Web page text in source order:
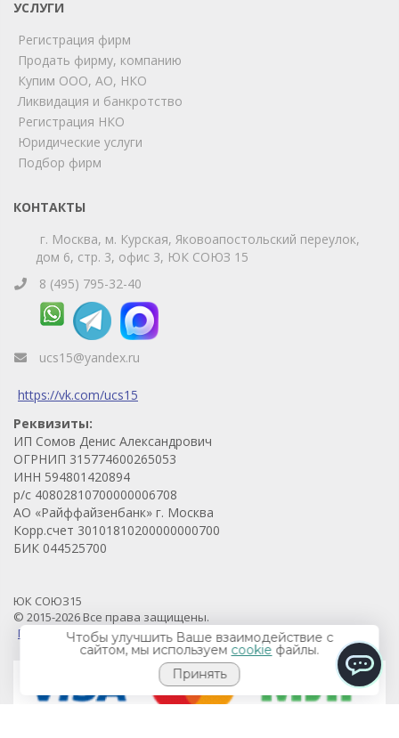
УСЛУГИ
Регистрация фирм
Продать фирму, компанию
Купим ООО, АО, НКО
Ликвидация и банкротство
Регистрация НКО
Юридические услуги
Подбор фирм
КОНТАКТЫ
г. Москва, м. Курская, Яковоапостольский переулок,
дом 6, стр. 3, офис 3, ЮК СОЮЗ 15
8 (495) 795-32-40
ucs15@yandex.ru
https://vk.com/ucs15
Реквизиты:
ИП Сомов Денис Александрович
ОГРНИП 315774600265053
ИНН 594801420894
р/с 40802810700000006708
АО «Райффайзенбанк» г. Москва
Корр.счет 30101810200000000700
БИК 044525700
ЮК СОЮЗ15
© 2015-2026 Все права защищены.
Продвижение проекта - Prodvigaem.pro
Чтобы улучшить Ваше взаимодействие с
сайтом, мы используем cookie файлы.
Принять
Позвоните нам или свяжитесь с нами через любой
удобный мессенджер!
Telegram
Телефон
ChatApp